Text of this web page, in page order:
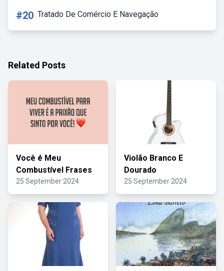
#20 Tratado De Comércio E Navegação
Related Posts
Você é Meu
Combustível Frases
25 September 2024
Violão Branco E
Dourado
25 September 2024